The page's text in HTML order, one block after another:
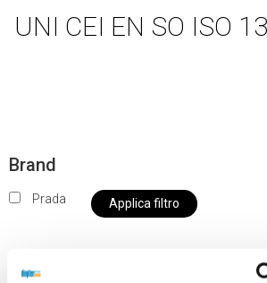
UNI CEI EN SO ISO
Brand
Prada Applica filtro